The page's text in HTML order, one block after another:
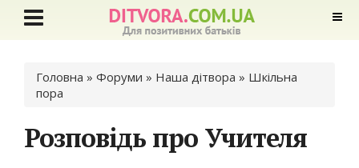
Ви є тут
Головна » Форуми » Наша дітвора » Шкільна
пора
Розповідь про Учителя